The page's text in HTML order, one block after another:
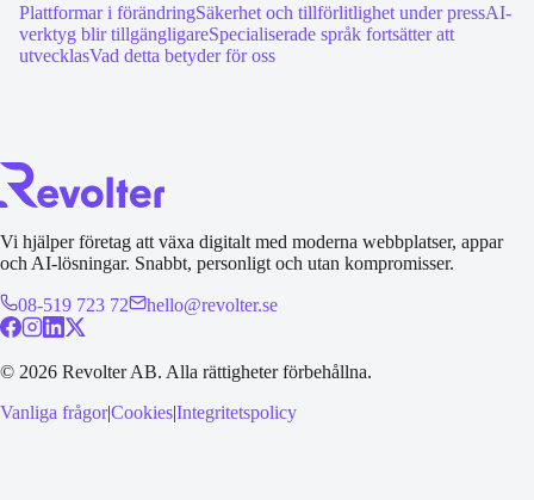
Plattformar i förändringSäkerhet och tillförlitlighet under pressAI-
verktyg blir tillgängligareSpecialiserade språk fortsätter att
utvecklasVad detta betyder för oss
Vi hjälper företag att växa digitalt med moderna webbplatser, appar
och AI-lösningar. Snabbt, personligt och utan kompromisser.
08-519 723 72 hello@revolter.se
© 2026 Revolter AB. Alla rättigheter förbehållna.
Vanliga frågor|Cookies|Integritetspolicy